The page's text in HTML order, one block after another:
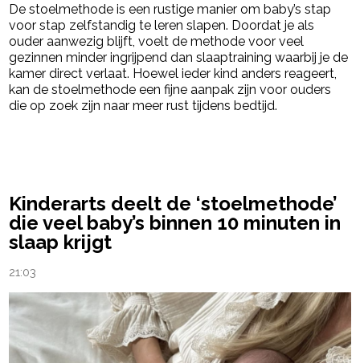
De stoelmethode is een rustige manier om baby’s stap
voor stap zelfstandig te leren slapen. Doordat je als
ouder aanwezig blijft, voelt de methode voor veel
gezinnen minder ingrijpend dan slaaptraining waarbij je de
kamer direct verlaat. Hoewel ieder kind anders reageert,
kan de stoelmethode een fijne aanpak zijn voor ouders
die op zoek zijn naar meer rust tijdens bedtijd.
Kinderarts deelt de ‘stoelmethode’
die veel baby’s binnen 10 minuten in
slaap krijgt
21:03